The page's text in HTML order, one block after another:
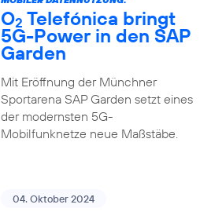
O2 Telefónica bringt
5G-Power in den SAP
Garden
Mit Eröffnung der Münchner
Sportarena SAP Garden setzt eines
der modernsten 5G-
Mobilfunknetze neue Maßstäbe.
04. Oktober 2024